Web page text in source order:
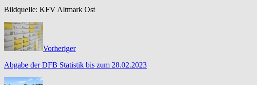
Bildquelle: KFV Altmark Ost
Vorheriger
Abgabe der DFB Statistik bis zum 28.02.2023